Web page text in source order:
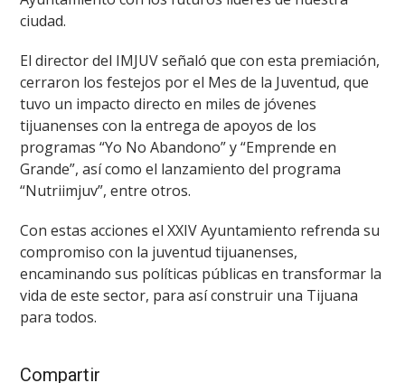
ciudad.
El director del IMJUV señaló que con esta premiación,
cerraron los festejos por el Mes de la Juventud, que
tuvo un impacto directo en miles de jóvenes
tijuanenses con la entrega de apoyos de los
programas “Yo No Abandono” y “Emprende en
Grande”, así como el lanzamiento del programa
“Nutriimjuv”, entre otros.
Con estas acciones el XXIV Ayuntamiento refrenda su
compromiso con la juventud tijuanenses,
encaminando sus políticas públicas en transformar la
vida de este sector, para así construir una Tijuana
para todos.
Compartir